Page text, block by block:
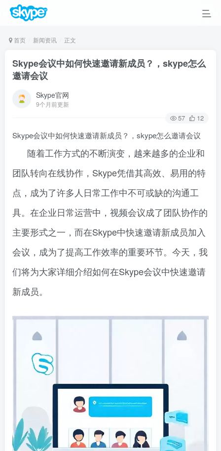
首页 新闻资讯 正文
Skype会议中如何快速邀请新成员？，skype怎么
邀请会议
Skype官网
9个月前更新
57 12
Skype会议中如何快速邀请新成员？，skype怎么邀请会议
随着工作方式的不断演变，越来越多的企业和
团队转向在线协作，Skype凭借其高效、易用的特
点，成为了许多人日常工作中不可或缺的沟通工
具。在企业日常运营中，视频会议成了团队协作的
主要形式之一，而在Skype中快速邀请新成员加入
会议，成为了提高工作效率的重要环节。今天，我
们将为大家详细介绍如何在Skype会议中快速邀请
新成员。